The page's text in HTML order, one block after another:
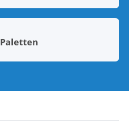
Paletten